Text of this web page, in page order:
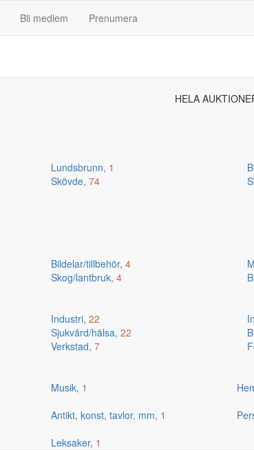
Bli medlem Prenumera
HELA
Lundsbrunn, 1
Skövde, 74
Bildelar/tillbehör, 4
Skog/lantbruk, 4
Industri, 22
Sjukvård/hälsa, 22
Verkstad, 7
Musik, 1
Antikt, konst, tavlor, mm, 1
Leksaker, 1